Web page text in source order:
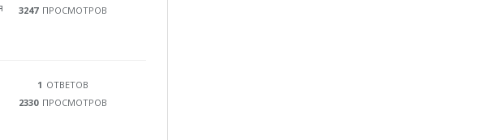
3247 ПРОСМОТРОВ
1 ОТВЕТОВ
2330 ПРОСМОТРОВ